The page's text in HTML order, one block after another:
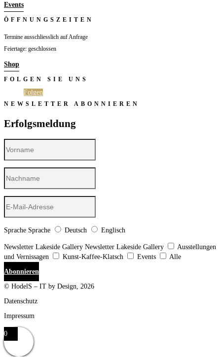
Events
ÖFFNUNGSZEITEN
Termine ausschliesslich auf Anfrage
Feiertage: geschlossen
Shop
FOLGEN SIE UNS
Folgen
NEWSLETTER ABONNIEREN
Erfolgsmeldung
Sprache Sprache Deutsch Englisch
Newsletter Lakeside Gallery Newsletter Lakeside Gallery
Ausstellungen
und Vernissagen
Kunst-Kaffee-Klatsch Events
Alle
Abonnieren
© HodelS – IT by Design, 2026
Datenschutz
Impressum
0